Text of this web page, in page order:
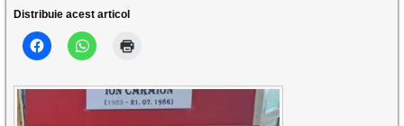
Distribuie acest articol